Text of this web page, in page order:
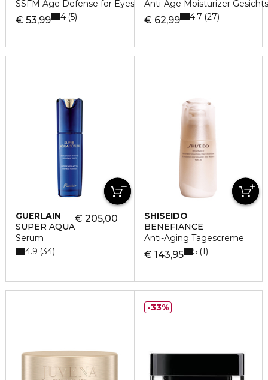
SSFM Age Defense for Eyes
€ 53,99 4 5
Anti-Age Moisturizer
€ 62,99 4.7 27
GUERLAIN
SUPER AQUA
Serum
€ 205,00
4.9 34
SHISEIDO
BENEFIANCE
Anti-Aging Tagescreme
€ 143,95 5 1
33%